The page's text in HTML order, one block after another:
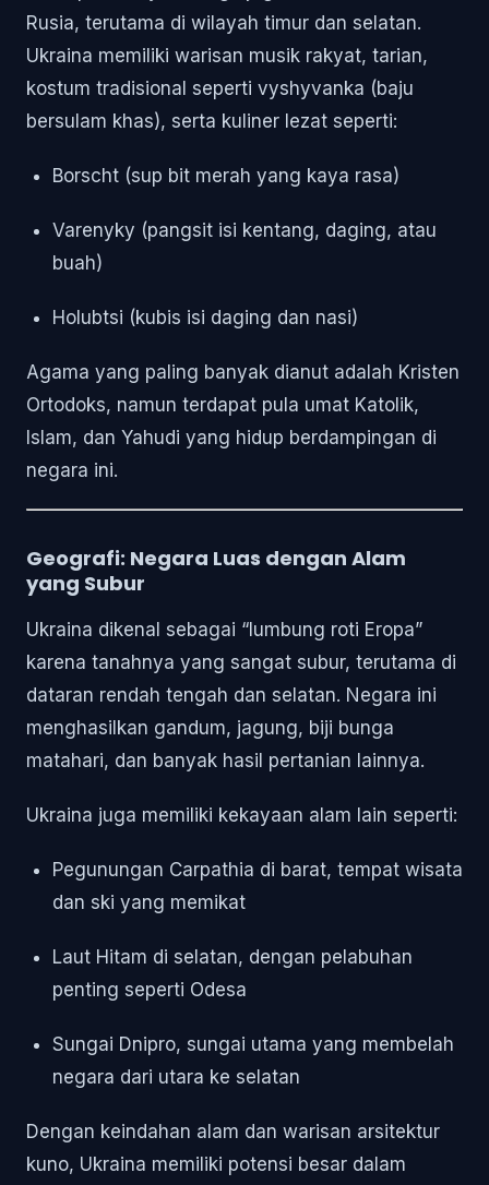
Rusia, terutama di wilayah timur dan selatan.
Ukraina memiliki warisan musik rakyat, tarian,
kostum tradisional seperti vyshyvanka (baju
bersulam khas), serta kuliner lezat seperti:
Borscht (sup bit merah yang kaya rasa)
Varenyky (pangsit isi kentang, daging, atau
buah)
Holubtsi (kubis isi daging dan nasi)
Agama yang paling banyak dianut adalah Kristen
Ortodoks, namun terdapat pula umat Katolik,
Islam, dan Yahudi yang hidup berdampingan di
negara ini.
Geografi: Negara Luas dengan Alam
yang Subur
Ukraina dikenal sebagai “lumbung roti Eropa”
karena tanahnya yang sangat subur, terutama di
dataran rendah tengah dan selatan. Negara ini
menghasilkan gandum, jagung, biji bunga
matahari, dan banyak hasil pertanian lainnya.
Ukraina juga memiliki kekayaan alam lain seperti:
Pegunungan Carpathia di barat, tempat wisata
dan ski yang memikat
Laut Hitam di selatan, dengan pelabuhan
penting seperti Odesa
Sungai Dnipro, sungai utama yang membelah
negara dari utara ke selatan
Dengan keindahan alam dan warisan arsitektur
kuno, Ukraina memiliki potensi besar dalam